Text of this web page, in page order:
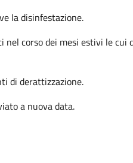
la disinfestazione.
corso dei mesi estivi le cui
di derattizzazione.
a nuova data.